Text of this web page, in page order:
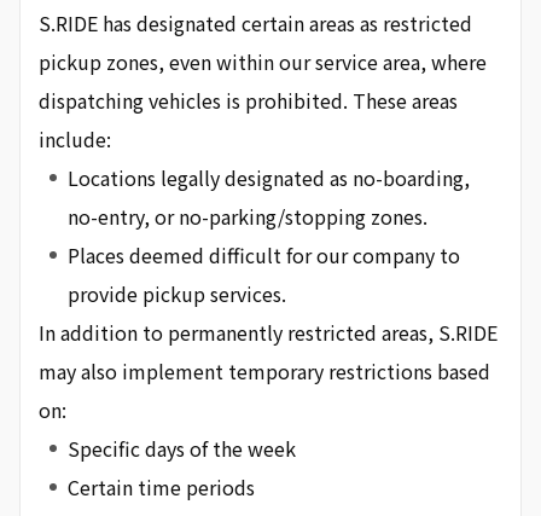
S.RIDE has designated certain areas as restricted
pickup zones, even within our service area, where
dispatching vehicles is prohibited. These areas
include:
Locations legally designated as no-boarding,
no-entry, or no-parking/stopping zones.
Places deemed difficult for our company to
provide pickup services.
In addition to permanently restricted areas, S.RIDE
may also implement temporary restrictions based
on:
Specific days of the week
Certain time periods